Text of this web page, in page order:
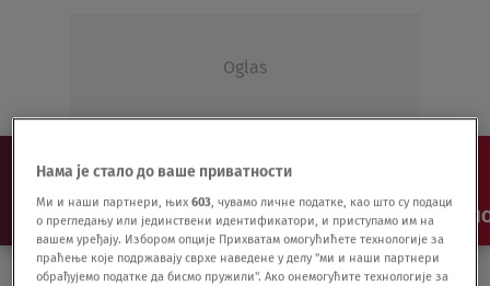
Oglas
NAJNOVIJE VESTI SHOW SPORT VIDEO
Нама је стало до ваше приватности
Ми и наши партнери, њих603, чувамо личне податке, као што су подаци
о прегледању или јединствени идентификатори, и приступамо им на
вашем уређају. Избором опције Прихватам омогућићете технологије за
праћење које подржавају сврхе наведене у делу "ми и наши партнери
обрађујемо податке да бисмо пружили". Ако онемогућите технологије за